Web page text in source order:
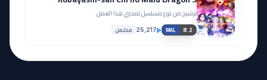
ترشيح من نوع مسلسل لمحبي هذا العمل.
MAL 8.2
25,217 مكتمل